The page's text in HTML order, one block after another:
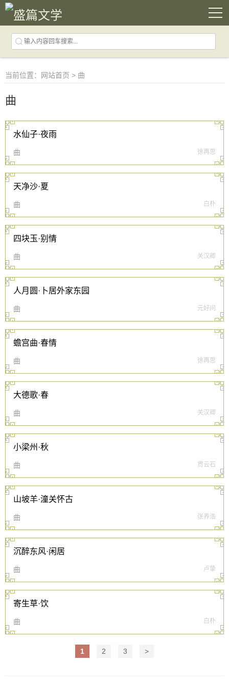
当前位置： 网站首页 > 曲
曲
水仙子·夜雨
徐再思
曲
天净沙·夏
白朴
曲
四块玉·别情
关汉卿
曲
人月圆·卜居外家东园
元好问
曲
蟾宫曲·春情
徐再思
曲
大德歌·春
关汉卿
曲
小梁州·秋
贯云石
曲
山坡羊·潼关怀古
张养浩
曲
沉醉东风·闲居
卢挚
曲
寄生草·饮
白朴
曲
1 2 3 >